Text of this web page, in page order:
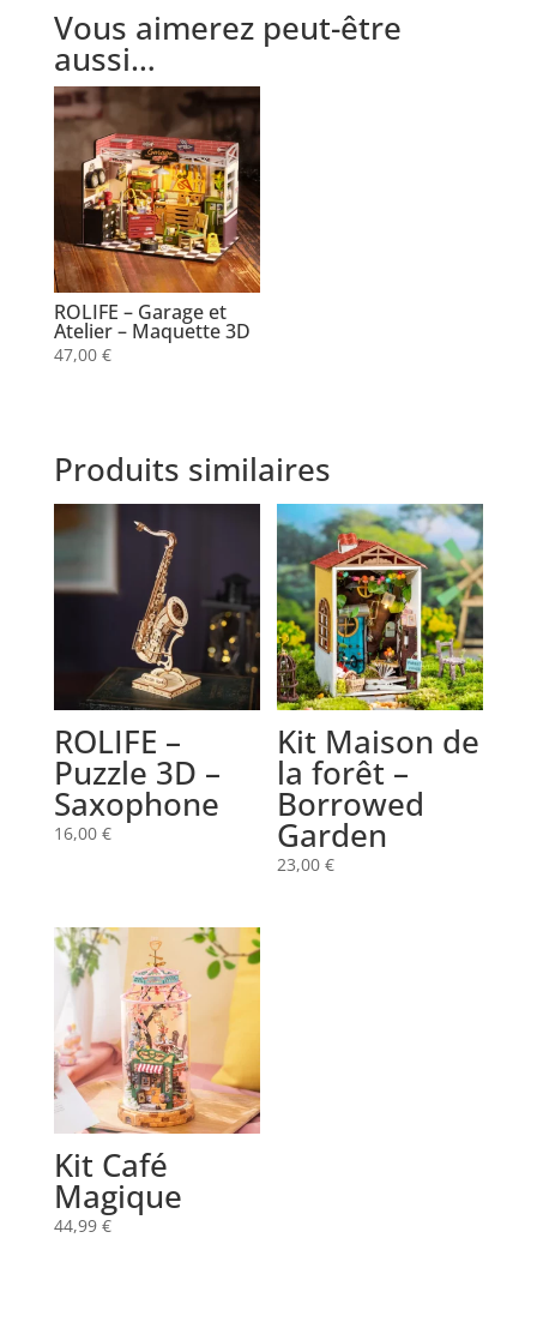
Vous aimerez peut-être
aussi…
ROLIFE – Garage et
Atelier – Maquette 3D
47,00 €
Produits similaires
ROLIFE –
Puzzle 3D –
Saxophone
16,00 €
Kit Maison de
la forêt –
Borrowed
Garden
23,00€
Kit Café
Magique
44,99 €